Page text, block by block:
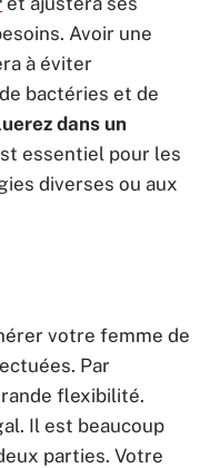
Avoir une
à éviter
bactéries et de
dans un
essentiel pour les
diverses ou aux
votre femme de
Par
flexibilité.
Il est beaucoup
parties. Votre